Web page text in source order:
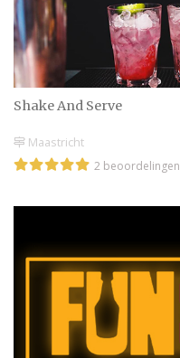
Shake And Serve
Maastricht
2 beoordelingen